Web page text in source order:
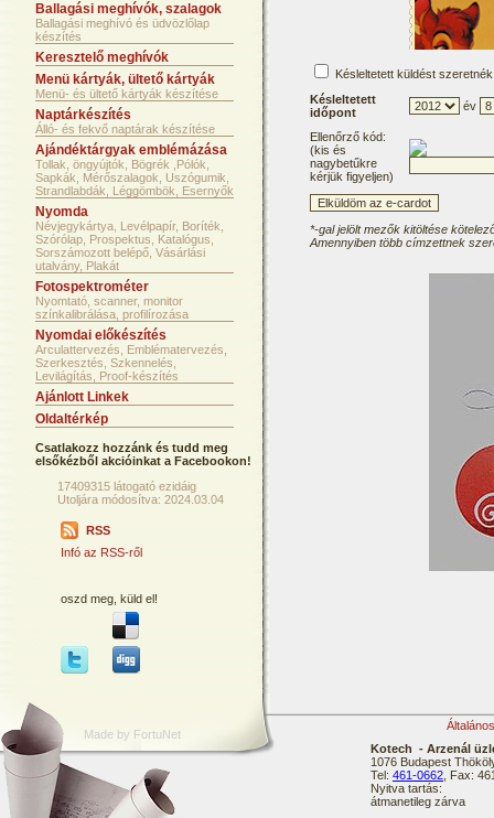
Ballagási meghívók, szalagok
Ballagási meghívó és üdvözlőlap
készítés
Keresztelő meghívók
Menü kártyák, ültető kártyák
Menü- és ültető kártyák készítése
Naptárkészítés
Álló- és fekvő naptárak készítése
Ajándéktárgyak emblémázása
Tollak, öngyújtók, Bögrék ,Pólók,
Sapkák, Mérőszalagok, Uszógumik,
Strandlabdák, Léggömbök, Esernyők
Nyomda
Névjegykártya, Levélpapír, Boríték,
Szórólap, Prospektus, Katalógus,
Sorszámozott belépő, Vásárlási
utalvány, Plakát
Fotospektrométer
Nyomtató, scanner, monitor
színkalibrálása, profilírozása
Nyomdai előkészítés
Arculattervezés, Emblématervezés,
Szerkesztés, Szkennelés,
Levilágítás, Proof-készítés
Ajánlott Linkek
Oldaltérkép
Csatlakozz hozzánk és tudd meg
elsőkézből akcióinkat a Facebookon!
17409315 látogató ezidáig
Utoljára módosítva: 2024.03.04
RSS
Infó az RSS-ről
oszd meg, küld el!
Késleltetett küldést szeretnék
Késleltetett
időpont
év
Ellenőrző kód:
(kis és
nagybetűkre
kérjük figyeljen)
*-gal jelölt mezők kitöltése
Amennyiben több címzettnek
Made by FortuNet
Kotech - Arzenál
1076 Budapest
Tel: 461-0662 , Fax:
Nyitva tartás:
átmanetileg zárva